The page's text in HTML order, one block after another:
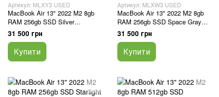
Артикул: MLXY3 USED
MacBook Air 13" 2022 M2 8gb
RAM 256gb SSD Silver
(MLXY3)USED
31 500 грн
Купити
Артикул: MLXW3 USED
MacBook Air 13" 2022 M2 8gb
RAM 256gb SSD Space Gray
(MLXW3) USED
31 500 грн
Купити